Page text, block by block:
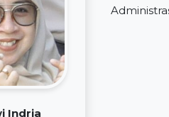
Indria